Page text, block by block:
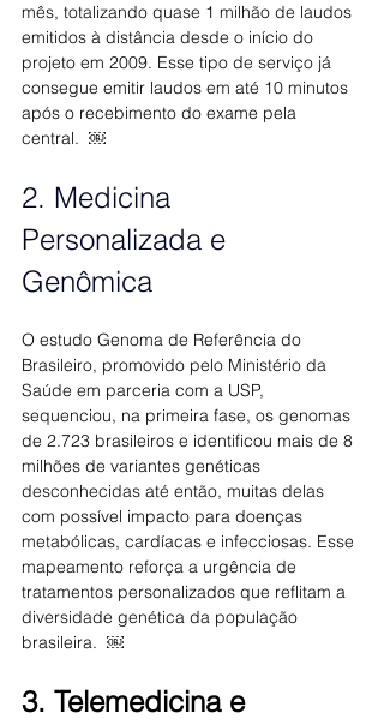
mês, totalizando quase 1 milhão de laudos
emitidos à distância desde o início do
projeto em 2009. Esse tipo de serviço já
consegue emitir laudos em até 10 minutos
após o recebimento do exame pela
central.  ￼
2. Medicina
Personalizada e
Genômica
O estudo Genoma de Referência do
Brasileiro, promovido pelo Ministério da
Saúde em parceria com a USP,
sequenciou, na primeira fase, os genomas
de 2.723 brasileiros e identificou mais de 8
milhões de variantes genéticas
desconhecidas até então, muitas delas
com possível impacto para doenças
metabólicas, cardíacas e infecciosas. Esse
mapeamento reforça a urgência de
tratamentos personalizados que reflitam a
diversidade genética da população
brasileira.  ￼
3. Telemedicina e